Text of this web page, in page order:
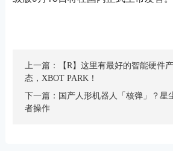
上一篇：
【R】这里有最好的智能硬件
态，XBOT PARK！
下一篇： 国产人形机器人「核弹」？星
者操作